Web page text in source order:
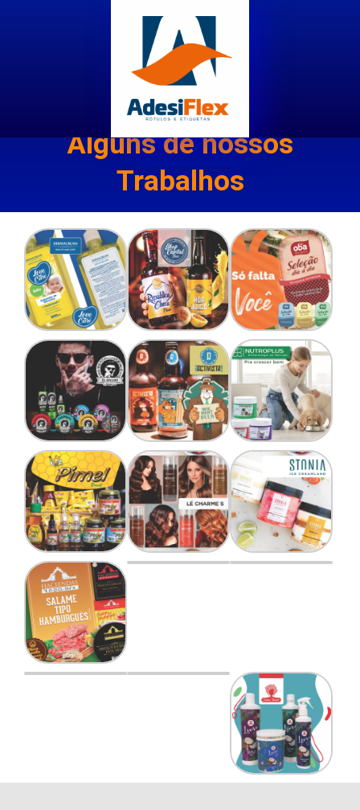
Etiquetas e Rótulos
todos os setores
PORTFÓLIO
Alguns de nossos
Trabalhos